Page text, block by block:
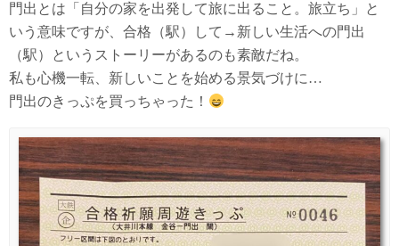
門出とは「自分の家を出発して旅に出ること。旅立ち」と
いう意味ですが、合格（駅）して→新しい生活への門出
（駅）というストーリーがあるのも素敵だね。
私も心機一転、新しいことを始める景気づけに…
門出のきっぷを買っちゃった！